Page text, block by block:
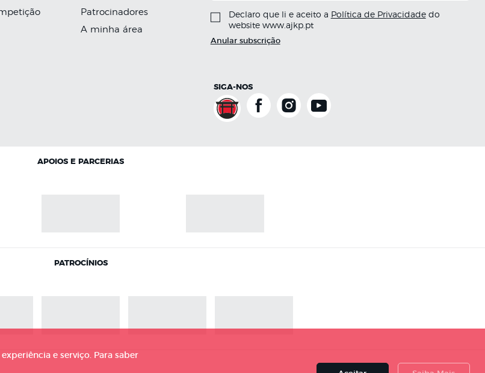
Patrocinadores
A minha área
Declaro que li e aceito a Política de Privacidadedo
website www.ajkp.pt
Anular subscrição
SIGA-NOS
APOIOS E PARCERIAS
PATROCÍNIOS
e serviço. Para saber